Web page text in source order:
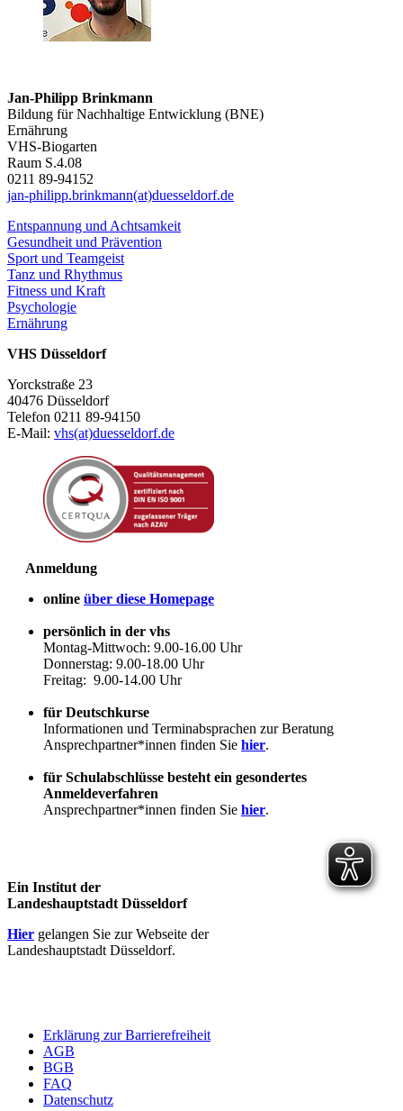
Jan-Philipp Brinkmann
Bildung für Nachhaltige Entwicklung (BNE)
Ernährung
VHS-Biogarten
Raum S.4.08
0211 89-94152
jan-philipp.brinkmann(at)duesseldorf.de
Entspannung und Achtsamkeit
Gesundheit und Prävention
Sport und Teamgeist
Tanz und Rhythmus
Fitness und Kraft
Psychologie
Ernährung
VHS Düsseldorf
Yorckstraße 23
40476 Düsseldorf
Telefon 0211 89-94150
E-Mail: vhs(at)duesseldorf.de
Anmeldung
online über diese Homepage
persönlich in der vhs
Montag-Mittwoch: 9.00-16.00 Uhr
Donnerstag: 9.00-18.00 Uhr
Freitag: 9.00-14.00 Uhr
für Deutschkurse
Informationen und Terminabsprachen zur Beratung
Ansprechpartner*innen finden Sie hier.
für Schulabschlüsse besteht ein gesondertes
Anmeldeverfahren
Ansprechpartner*innen finden Sie hier.
Ein Institut der
Landeshauptstadt Düsseldorf
Hier gelangen Sie zur Webseite der
Landeshauptstadt Düsseldorf.
Erklärung zur Barrierefreiheit
AGB
BGB
FAQ
Datenschutz